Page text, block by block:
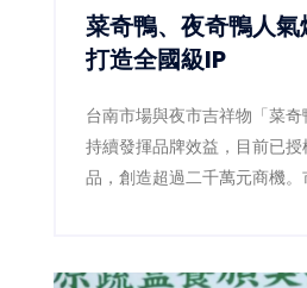
菜奇鴨、夜奇鴨人氣爆發 黃
打造全國級IP
台南市場與夜市吉祥物「菜奇
持續發揮品牌效益，目前已
品，創造超過二千萬元商機。